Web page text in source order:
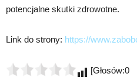
potencjalne skutki zdrowotne.
Link do strony: https://
[Głosów:0